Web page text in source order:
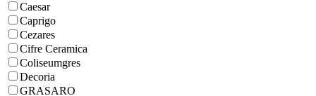
Caesar
Caprigo
Cezares
Cifre Ceramica
Coliseumgres
Decoria
GRASARO